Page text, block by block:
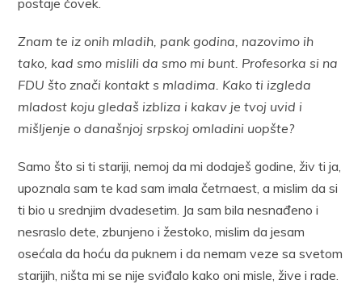
Znam te iz onih mladih, pank godina, nazovimo ih
tako, kad smo mislili da smo mi bunt. Profesorka si na
FDU što znači kontakt s mladima. Kako ti izgleda
mladost koju gledaš izbliza i kakav je tvoj uvid i
mišljenje o današnjoj srpskoj omladini uopšte?
Samo što si ti stariji, nemoj da mi dodaješ godine, živ ti ja,
upoznala sam te kad sam imala četrnaest, a mislim da si
ti bio u srednjim dvadesetim. Ja sam bila nesnađeno i
nesraslo dete, zbunjeno i žestoko, mislim da jesam
osećala da hoću da puknem i da nemam veze sa svetom
starijih, ništa mi se nije sviđalo kako oni misle, žive i rade.